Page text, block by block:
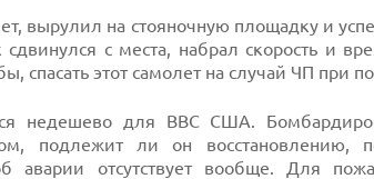
вырулил на стояночную площадку и
с места, набрал скорость и
этот самолет на случай ЧП при
недешево для ВВС США.
подлежит ли он восстановлению,
аварии отсутствует вообще. Для